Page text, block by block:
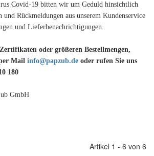
Covid-19 bitten wir um Geduld hinsichtlich
Rückmeldungen aus unserem Kundenservice
und Lieferbenachrichtigungen.
oder größeren Bestellmengen,
Mail info@papzub.de oder rufen Sie uns
180
GmbH
Artikel 1 - 6 von 6